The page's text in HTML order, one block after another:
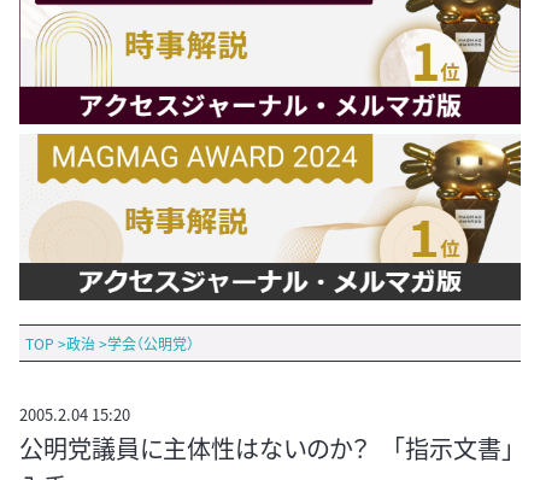
TOP >政治>学会（公明党）
2005.2.04 15:20
公明党議員に主体性はないのか？ 「指示文書」